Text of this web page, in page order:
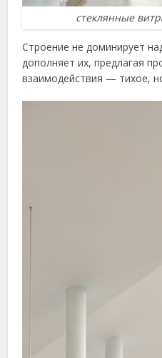
стеклянные
Строение не доминирует
дополняет их, предлагая
взаимодействия — тихое,